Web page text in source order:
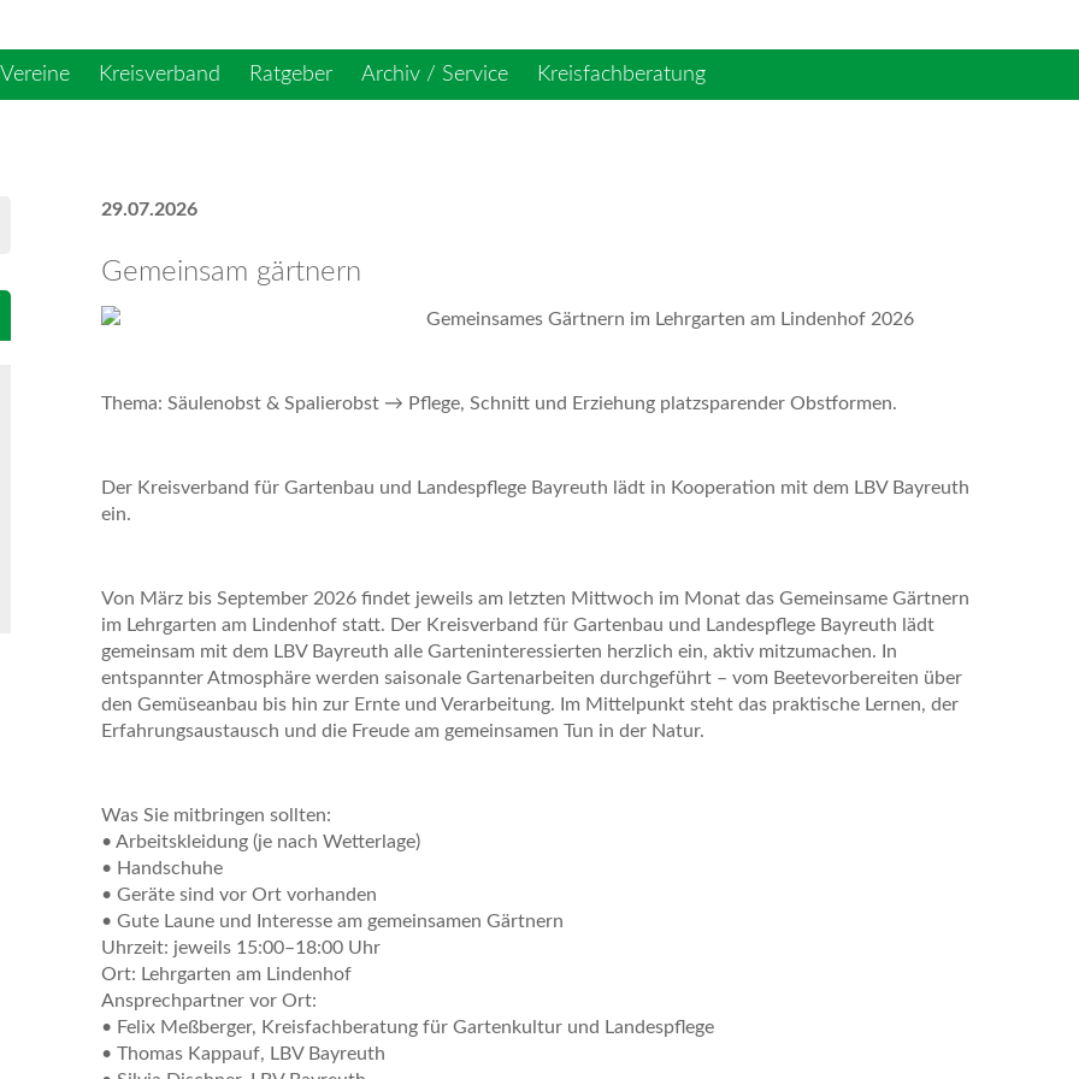
Vereine Kreisverband Ratgeber Archiv / Service Kreisfachberatung
29.07.2026
Gemeinsam gärtnern
Gemeinsames Gärtnern im Lehrgarten am Lindenhof 2026
Thema: Säulenobst & Spalierobst → Pflege, Schnitt und Erziehung platzsparender Obstformen.
Der Kreisverband für Gartenbau und Landespflege Bayreuth lädt in Kooperation mit dem LBV Bayreuth
ein.
Von März bis September 2026 findet jeweils am letzten Mittwoch im Monat das Gemeinsame Gärtnern
im Lehrgarten am Lindenhof statt. Der Kreisverband für Gartenbau und Landespflege Bayreuth lädt
gemeinsam mit dem LBV Bayreuth alle Garteninteressierten herzlich ein, aktiv mitzumachen. In
entspannter Atmosphäre werden saisonale Gartenarbeiten durchgeführt – vom Beetevorbereiten über
den Gemüseanbau bis hin zur Ernte und Verarbeitung. Im Mittelpunkt steht das praktische Lernen, der
Erfahrungsaustausch und die Freude am gemeinsamen Tun in der Natur.
Was Sie mitbringen sollten:
• Arbeitskleidung (je nach Wetterlage)
• Handschuhe
• Geräte sind vor Ort vorhanden
• Gute Laune und Interesse am gemeinsamen Gärtnern
Uhrzeit: jeweils 15:00–18:00 Uhr
Ort: Lehrgarten am Lindenhof
Ansprechpartner vor Ort:
• Felix Meßberger, Kreisfachberatung für Gartenkultur und Landespflege
• Thomas Kappauf, LBV Bayreuth